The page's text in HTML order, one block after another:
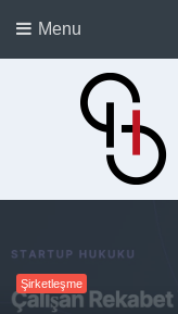
Menu
Startup Hukuku
Şirketleşme